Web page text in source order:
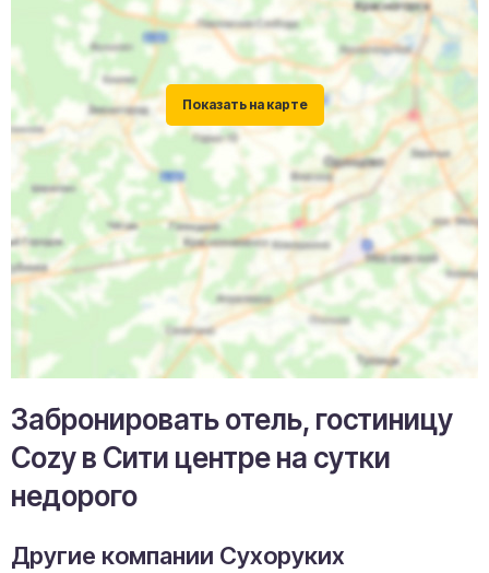
Забронировать отель, гостиницу
Cozy в Сити центре на сутки
недорого
Другие компании Сухоруких